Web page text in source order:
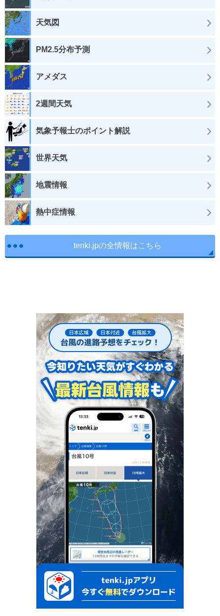
天気図
PM2.5分布予測
アメダス
2週間天気
気象予報士のポイント解説
世界天気
地震情報
熱中症情報
tenki.jpの全情報はこちら